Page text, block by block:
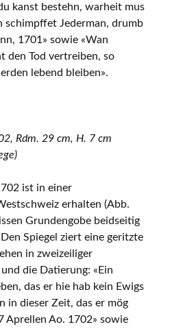
kanst bestehn, warheit mus
schimpffet Jederman, drumb
1701» sowie «Wan
den Tod vertreiben, so
lebend bleiben».
Rdm. 29 cm, H. 7 cm
ist in einer
erhalten (Abb.
Grundengobe beidseitig
Spiegel ziert eine geritzte
in zweizeiliger
die Datierung: «Ein
das er hie hab kein Ewigs
in dieser Zeit, das er mög
Aprellen Ao. 1702» sowie